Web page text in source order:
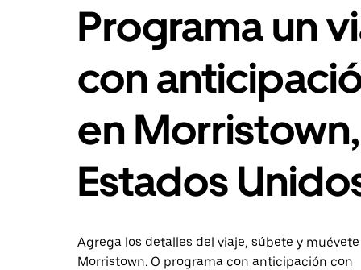
Programa un
con
en Morristown,
Estados
Agrega los detalles del viaje, súbete y
Morristown. O programa con anticipación con